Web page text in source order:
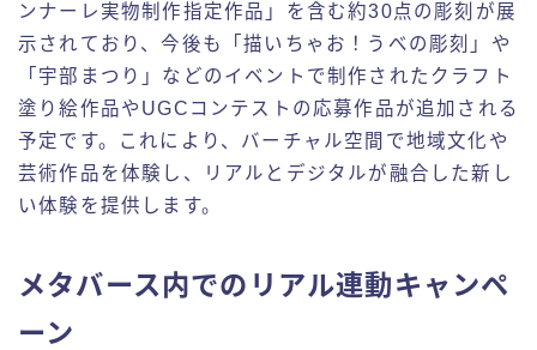
ンナーレ実物制作指定作品」を含む約30点の彫刻が展
示されており、今後も「描いちゃお！うべの彫刻」や
「宇部まつり」などのイベントで制作されたクラフト
塗り絵作品やUGCコンテストの応募作品が追加される
予定です。これにより、バーチャル空間で地域文化や
芸術作品を体験し、リアルとデジタルが融合した新し
い体験を提供します。
メタバース内でのリアル連動キャンペ
ーン